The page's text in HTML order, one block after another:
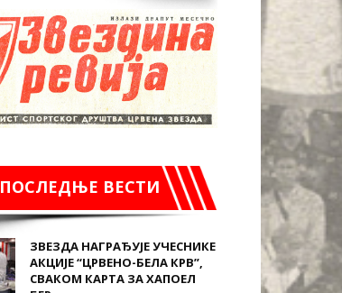
ПОСЛЕДЊЕ ВЕСТИ
ЗВЕЗДА НАГРАЂУЈЕ УЧЕСНИКЕ
АКЦИЈЕ “ЦРВЕНО-БЕЛА КРВ”,
СВАКОМ КАРТА ЗА ХАПОЕЛ